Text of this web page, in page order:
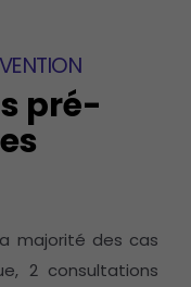
pré-
majorité des cas
2 consultations